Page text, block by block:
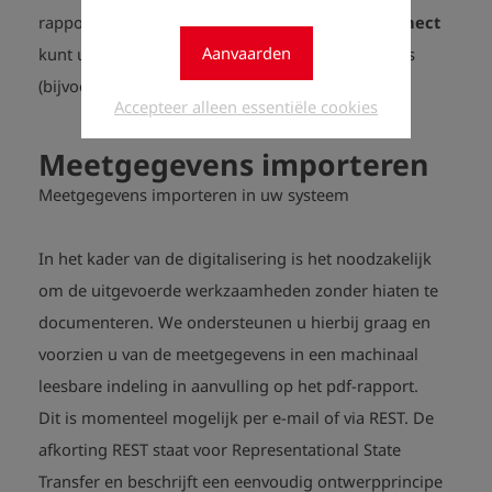
Aanvaarden
Accepteer alleen essentiële cookies
rapporten naar wens aanpassen. Via
Esders Connect
kunt u zelfs zelf uw bedrijfslogo en stamgegevens
(bijvoorbeeld adres), in de rapportages invoegen.
Meetgegevens importeren
Meetgegevens importeren in uw systeem
In het kader van de digitalisering is het noodzakelijk
om de uitgevoerde werkzaamheden zonder hiaten te
documenteren. We ondersteunen u hierbij graag en
voorzien u van de meetgegevens in een machinaal
leesbare indeling in aanvulling op het pdf-rapport.
Dit is momenteel mogelijk per e-mail of via REST. De
afkorting REST staat voor Representational State
Transfer en beschrijft een eenvoudig ontwerpprincipe